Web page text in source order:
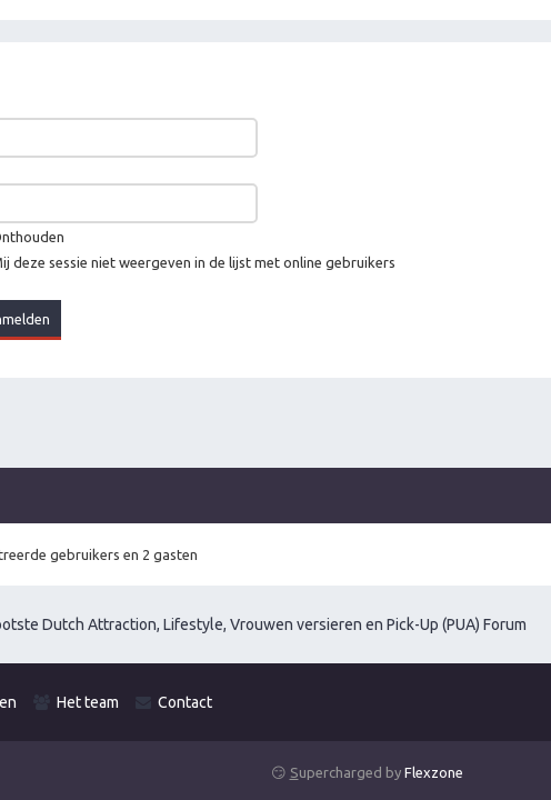
deze sessie niet weergeven in de lijst met online gebruikers
gebruikers en 2 gasten
Dutch Attraction, Lifestyle, Vrouwen versieren en Pick-Up (PUA) Forum
Het team Contact
😏 Supercharged by Flexzone